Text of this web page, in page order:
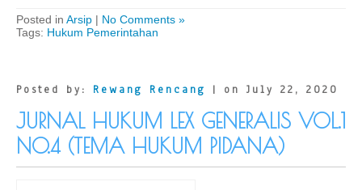
Posted in Arsip | No Comments »
Tags: Hukum Pemerintahan
Posted by: Rewang Rencang | on July 22, 2020
JURNAL HUKUM LEX GENERALIS VOL.1
NO.4 (TEMA HUKUM PIDANA)